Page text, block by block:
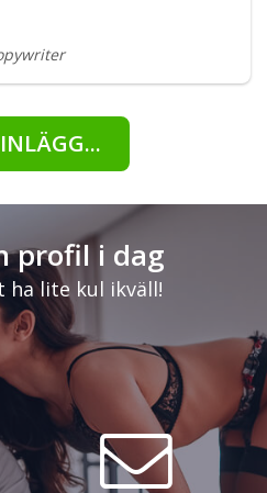
profil i dag
ha lite kul ikväll!